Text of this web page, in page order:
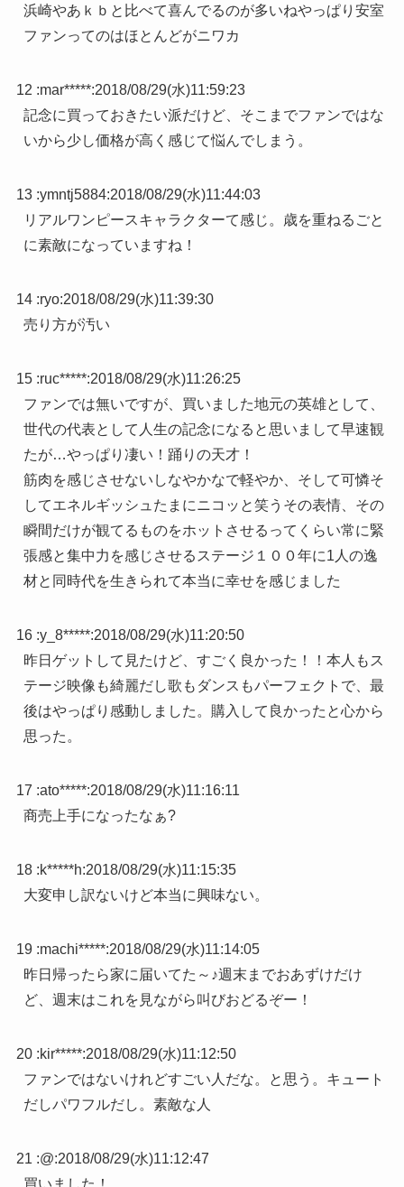
浜崎やあｋｂと比べて喜んでるのが多いねやっぱり安室
ファンってのはほとんどがニワカ
12 :mar*****:2018/08/29(水)11:59:23
記念に買っておきたい派だけど、そこまでファンではな
いから少し価格が高く感じて悩んでしまう。
13 :ymntj5884:2018/08/29(水)11:44:03
リアルワンピースキャラクターて感じ。歳を重ねるごと
に素敵になっていますね！
14 :ryo:2018/08/29(水)11:39:30
売り方が汚い
15 :ruc*****:2018/08/29(水)11:26:25
ファンでは無いですが、買いました地元の英雄として、
世代の代表として人生の記念になると思いまして早速観
たが…やっぱり凄い！踊りの天才！
筋肉を感じさせないしなやかなで軽やか、そして可憐そ
してエネルギッシュたまにニコッと笑うその表情、その
瞬間だけが観てるものをホットさせるってくらい常に緊
張感と集中力を感じさせるステージ１００年に1人の逸
材と同時代を生きられて本当に幸せを感じました
16 :y_8*****:2018/08/29(水)11:20:50
昨日ゲットして見たけど、すごく良かった！！本人もス
テージ映像も綺麗だし歌もダンスもパーフェクトで、最
後はやっぱり感動しました。購入して良かったと心から
思った。
17 :ato*****:2018/08/29(水)11:16:11
商売上手になったなぁ?
18 :k*****h:2018/08/29(水)11:15:35
大変申し訳ないけど本当に興味ない。
19 :machi*****:2018/08/29(水)11:14:05
昨日帰ったら家に届いてた～♪週末までおあずけだけ
ど、週末はこれを見ながら叫びおどるぞー！
20 :kir*****:2018/08/29(水)11:12:50
ファンではないけれどすごい人だな。と思う。キュート
だしパワフルだし。素敵な人
21 :@:2018/08/29(水)11:12:47
買いました！